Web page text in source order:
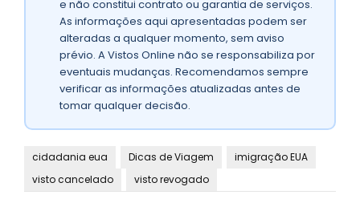
e não constitui contrato ou garantia de serviços.
As informações aqui apresentadas podem ser
alteradas a qualquer momento, sem aviso
prévio. A Vistos Online não se responsabiliza por
eventuais mudanças. Recomendamos sempre
verificar as informações atualizadas antes de
tomar qualquer decisão.
cidadania eua Dicas de Viagem
imigração EUA
visto cancelado
visto revogado